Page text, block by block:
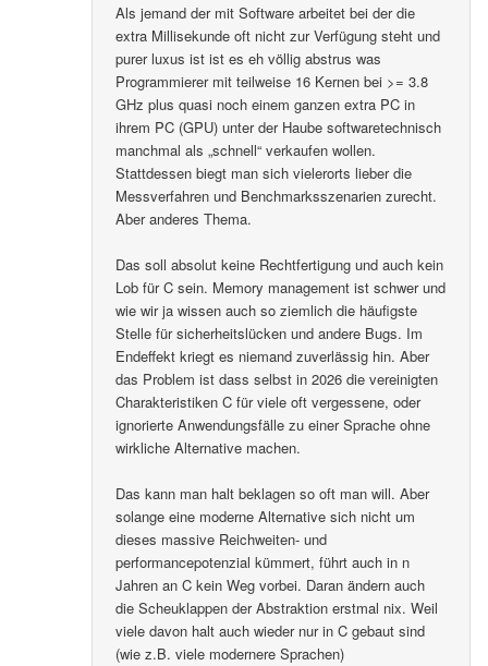
Als jemand der mit Software arbeitet bei der die
extra Millisekunde oft nicht zur Verfügung steht und
purer luxus ist ist es eh völlig abstrus was
Programmierer mit teilweise 16 Kernen bei >= 3.8
GHz plus quasi noch einem ganzen extra PC in
ihrem PC (GPU) unter der Haube softwaretechnisch
manchmal als „schnell“ verkaufen wollen.
Stattdessen biegt man sich vielerorts lieber die
Messverfahren und Benchmarksszenarien zurecht.
Aber anderes Thema.
Das soll absolut keine Rechtfertigung und auch kein
Lob für C sein. Memory management ist schwer und
wie wir ja wissen auch so ziemlich die häufigste
Stelle für sicherheitslücken und andere Bugs. Im
Endeffekt kriegt es niemand zuverlässig hin. Aber
das Problem ist dass selbst in 2026 die vereinigten
Charakteristiken C für viele oft vergessene, oder
ignorierte Anwendungsfälle zu einer Sprache ohne
wirkliche Alternative machen.
Das kann man halt beklagen so oft man will. Aber
solange eine moderne Alternative sich nicht um
dieses massive Reichweiten- und
performancepotenzial kümmert, führt auch in n
Jahren an C kein Weg vorbei. Daran ändern auch
die Scheuklappen der Abstraktion erstmal nix. Weil
viele davon halt auch wieder nur in C gebaut sind
(wie z.B. viele modernere Sprachen)